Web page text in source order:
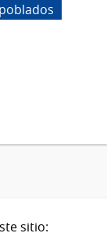
poblados
sitio: